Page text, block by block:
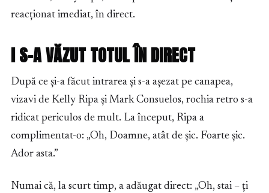
reacționat imediat, în direct.
I S-A VĂZUT TOTUL ÎN DIRECT
După ce și-a făcut intrarea și s-a așezat pe canapea,
vizavi de Kelly Ripa și Mark Consuelos, rochia retro s-a
ridicat periculos de mult. La început, Ripa a
complimentat-o: „Oh, Doamne, atât de șic. Foarte șic.
Ador asta.”
Numai că, la scurt timp, a adăugat direct: „Oh, stai – ți